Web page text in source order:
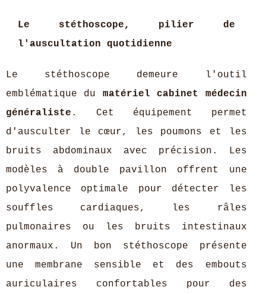
Le stéthoscope, pilier de
l'auscultation quotidienne
Le stéthoscope demeure l'outil
emblématique du matériel cabinet médecin
généraliste . Cet équipement permet
d'ausculter le cœur, les poumons et les
bruits abdominaux avec précision. Les
modèles à double pavillon offrent une
polyvalence optimale pour détecter les
souffles cardiaques, les râles
pulmonaires ou les bruits intestinaux
anormaux. Un bon stéthoscope présente
une membrane sensible et des embouts
auriculaires confortables pour des